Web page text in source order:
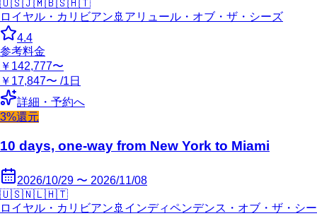
🇺🇸🇯🇲🇧🇸🇭🇹
ロイヤル・カリビアン🚢アリュール・オブ・ザ・シーズ
4.4
参考料金
￥142,777〜
￥17,847〜 /1日
詳細・予約へ
3%還元
10 days, one-way from New York to Miami
2026/10/29 〜 2026/11/08
🇺🇸🇳🇱🇭🇹
ロイヤル・カリビアン 🚢 インディペンデンス・オブ・ザ・シー